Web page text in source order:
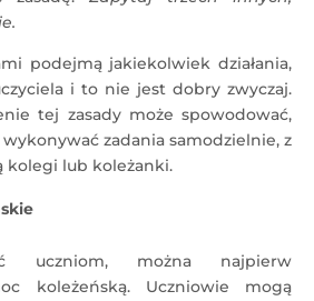
podejmą jakiekolwiek działania,
i to nie jest dobry zwyczaj.
tej zasady może spowodować,
zadania samodzielnie, z
kolegi lub koleżanki.
uczniom, można najpierw
koleżeńską. Uczniowie mogą